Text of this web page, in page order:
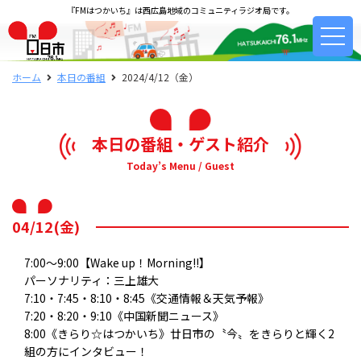
『FMはつかいち』は西広島地域のコミュニティラジオ局です。
ホーム 本日の番組 2024/4/12（金）
本日の番組・ゲスト紹介
Today’s Menu / Guest
04/12(金)
7:00～9:00【Wake up！Morning!!】
パーソナリティ：三上雄大
7:10・7:45・8:10・8:45《交通情報＆天気予報》
7:20・8:20・9:10《中国新聞ニュース》
8:00《きらり☆はつかいち》廿日市の〝今〟をきらりと輝く2
組の方にインタビュー！